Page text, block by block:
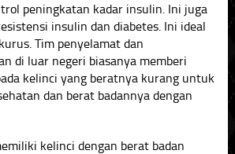
peningkatan kadar insulin. Ini juga
insulin dan diabetes. Ini ideal
Tim penyelamat dan
di luar negeri biasanya memberi
kelinci yang beratnya kurang untuk
dan berat badannya dengan
kelinci dengan berat badan